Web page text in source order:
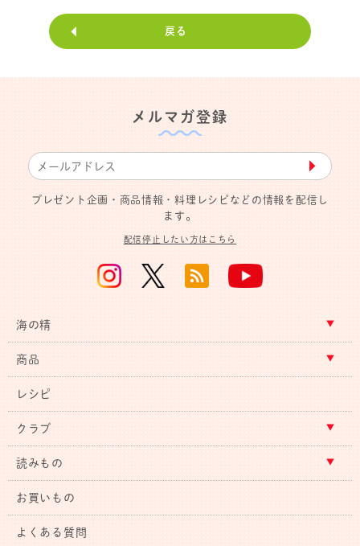
戻る
メルマガ登録
▶︎
プレゼント企画・商品情報・料理レシピなどの情報を配信し
ます。
配信停止したい方はこちら
海の精
商品
レシピ
クラブ
読みもの
お買いもの
よくある質問